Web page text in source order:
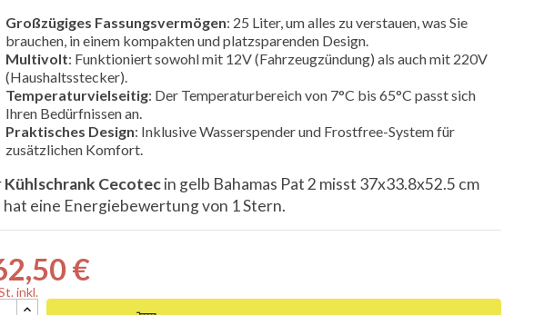
Großzügiges Fassungsvermögen: 25 Liter, um alles zu verstauen, was Sie
brauchen, in einem kompakten und platzsparenden Design.
Multivolt: Funktioniert sowohl mit 12V (Fahrzeugzündung) als auch mit 220V
(Haushaltsstecker).
Temperaturvielseitig: Der Temperaturbereich von 7°C bis 65°C passt sich
Ihren Bedürfnissen an.
Praktisches Design: Inklusive Wasserspender und Frostfree-System für
zusätzlichen Komfort.
Kühlschrank Cecotecin gelb Bahamas Pat 2 misst 37x33.8x52.5 cm
hat eine Energiebewertung von 1 Stern.
€
inkl.